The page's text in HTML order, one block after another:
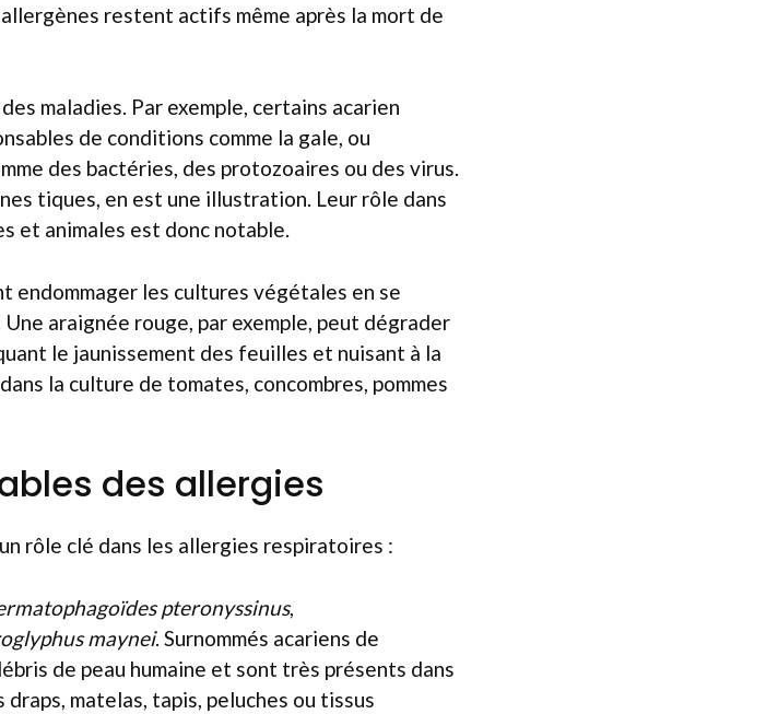
restent actifs même après la mort de
maladies. Par exemple, certains acarien
de conditions comme la gale, ou
des bactéries, des protozoaires ou des virus.
tiques, en est une illustration. Leur rôle dans
et animales est donc notable.
endommager les cultures végétales en se
araignée rouge, par exemple, peut dégrader
le jaunissement des feuilles et nuisant à la
la culture de tomates, concombres, pommes
des allergies
rôle clé dans les allergies respiratoires :
pteronyssinus,
maynei. Surnommés acariens de
de peau humaine et sont très présents dans
matelas, tapis, peluches ou tissus